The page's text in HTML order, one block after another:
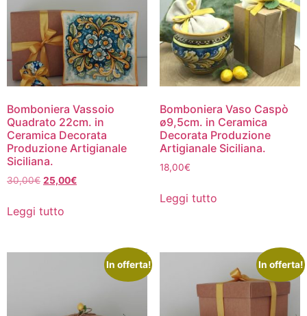
Bomboniera Vassoio
Quadrato 22cm. in
Ceramica Decorata
Produzione Artigianale
Siciliana.
30,00€ 25,00€
Leggi tutto
Bomboniera Vaso Caspò
ø9,5cm. in Ceramica
Decorata Produzione
Artigianale Siciliana.
18,00€
Leggi tutto
In offerta! In offerta!